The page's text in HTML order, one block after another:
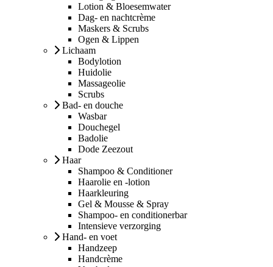
Lotion & Bloesemwater
Dag- en nachtcrème
Maskers & Scrubs
Ogen & Lippen
Lichaam
Bodylotion
Huidolie
Massageolie
Scrubs
Bad- en douche
Wasbar
Douchegel
Badolie
Dode Zeezout
Haar
Shampoo & Conditioner
Haarolie en -lotion
Haarkleuring
Gel & Mousse & Spray
Shampoo- en conditionerbar
Intensieve verzorging
Hand- en voet
Handzeep
Handcrème